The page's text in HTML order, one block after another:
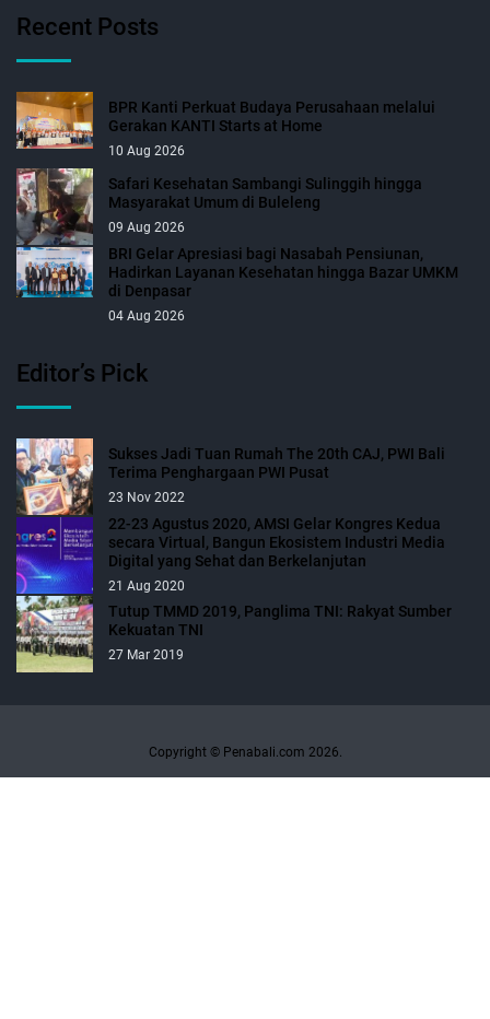
Recent Posts
BPR Kanti Perkuat Budaya Perusahaan melalui
Gerakan KANTI Starts at Home
10 Aug 2026
Safari Kesehatan Sambangi Sulinggih hingga
Masyarakat Umum di Buleleng
09 Aug 2026
BRI Gelar Apresiasi bagi Nasabah Pensiunan,
Hadirkan Layanan Kesehatan hingga Bazar UMKM
di Denpasar
04 Aug 2026
Editor’s Pick
Sukses Jadi Tuan Rumah The 20th CAJ, PWI Bali
Terima Penghargaan PWI Pusat
23 Nov 2022
22-23 Agustus 2020, AMSI Gelar Kongres Kedua
secara Virtual, Bangun Ekosistem Industri Media
Digital yang Sehat dan Berkelanjutan
21 Aug 2020
Tutup TMMD 2019, Panglima TNI: Rakyat Sumber
Kekuatan TNI
27 Mar 2019
Copyright © Penabali.com 2026.